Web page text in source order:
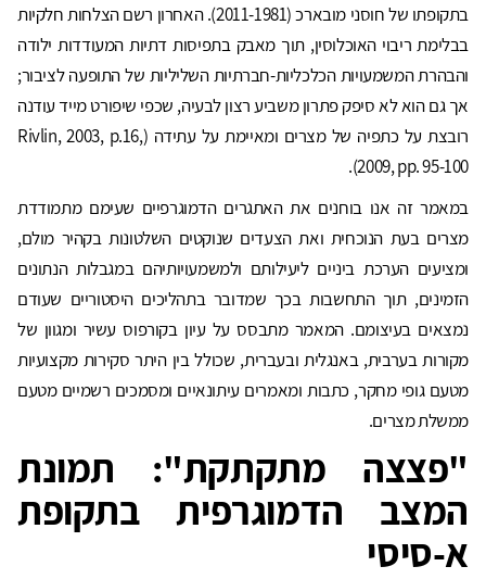
בתקופתו של חוסני מובארכ (2011-1981). האחרון רשם הצלחות חלקיות
בבלימת ריבוי האוכלוסין, תוך מאבק בתפיסות דתיות המעודדות ילודה
והבהרת המשמעויות הכלכליות-חברתיות השליליות של התופעה לציבור;
אך גם הוא לא סיפק פתרון משביע רצון לבעיה, שכפי שיפורט מייד עודנה
רובצת על כתפיה של מצרים ומאיימת על עתידה (Rivlin, 2003, p.16,
2009, pp. 95-100).
במאמר זה אנו בוחנים את האתגרים הדמוגרפיים שעימם מתמודדת
מצרים בעת הנוכחית ואת הצעדים שנוקטים השלטונות בקהיר מולם,
ומציעים הערכת ביניים ליעילותם ולמשמעויותיהם במגבלות הנתונים
הזמינים, תוך התחשבות בכך שמדובר בתהליכים היסטוריים שעודם
נמצאים בעיצומם. המאמר מתבסס על עיון בקורפוס עשיר ומגוון של
מקורות בערבית, באנגלית ובעברית, שכולל בין היתר סקירות מקצועיות
מטעם גופי מחקר, כתבות ומאמרים עיתונאיים ומסמכים רשמיים מטעם
ממשלת מצרים.
"פצצה מתקתקת": תמונת
המצב הדמוגרפית בתקופת
א-סיסי